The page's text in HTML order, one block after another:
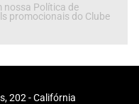
nossa Política de
promocionais do Clube
202 - Califórnia